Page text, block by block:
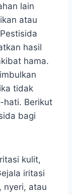
lain
atau
hasil
hama.
tidak
hati. Berikut
bagi
kulit,
iritasi
nyeri, atau